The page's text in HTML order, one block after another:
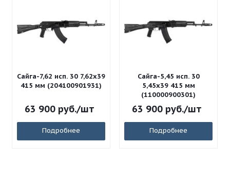
Сайга-7,62 исп. 30 7,62x39
415 мм (204100901931)
63 900руб./шт
Подробнее
Сайга-5,45 исп. 30
5,45x39 415 мм
(110000900301)
63 900руб./шт
Подробнее